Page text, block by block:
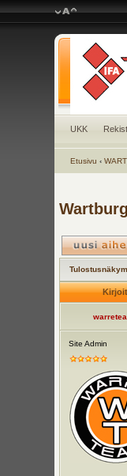
UKK
Etusivu ‹
Site Admin